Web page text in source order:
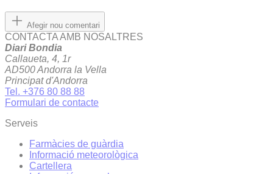
Afegir nou comentari
CONTACTA AMB NOSALTRES
Diari Bondia
Callaueta, 4, 1r
AD500 Andorra la Vella
Principat d'Andorra
Tel. +376 80 88 88
Formulari de contacte
Serveis
Farmàcies de guàrdia
Informació meteorològica
Cartellera